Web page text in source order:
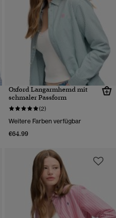
Oxford Langarmhemd mit
schmaler Passform
(2)
Weitere Farben verfügbar
€64.99